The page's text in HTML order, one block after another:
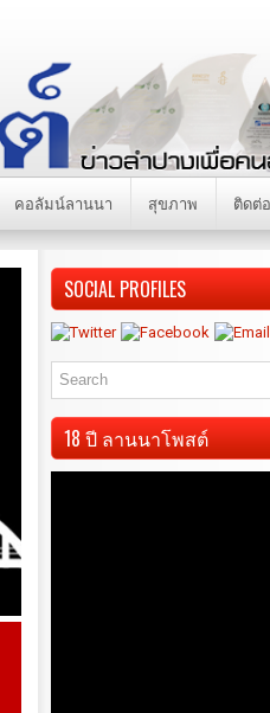
คอลัมน์ลานนา สุขภาพ ติดต่
SOCIAL PROFILES
18 ปี ลานนาโพสต์